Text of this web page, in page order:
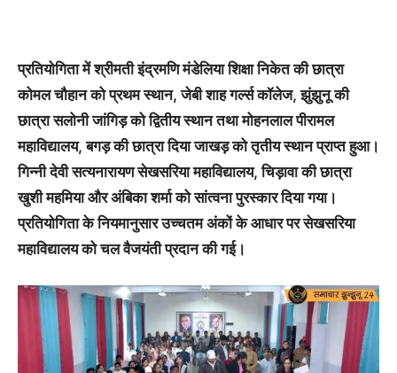
प्रतियोगिता में श्रीमती इंद्रमणि मंडेलिया शिक्षा निकेत की छात्रा
कोमल चौहान को प्रथम स्थान, जेबी शाह गर्ल्स कॉलेज, झुंझुनू की
छात्रा सलोनी जांगिड़ को द्वितीय स्थान तथा मोहनलाल पीरामल
महाविद्यालय, बगड़ की छात्रा दिया जाखड़ को तृतीय स्थान प्राप्त हुआ।
गिन्नी देवी सत्यनारायण सेखसरिया महाविद्यालय, चिड़ावा की छात्रा
खुशी महमिया और अंबिका शर्मा को सांत्वना पुरस्कार दिया गया।
प्रतियोगिता के नियमानुसार उच्चतम अंकों के आधार पर सेखसरिया
महाविद्यालय को चल वैजयंती प्रदान की गई।